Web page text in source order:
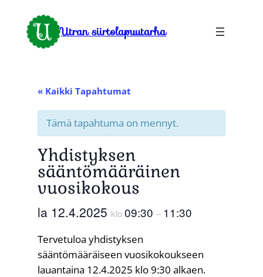
Utran siirtolapuutarha
« Kaikki Tapahtumat
Tämä tapahtuma on mennyt.
Yhdistyksen
sääntömääräinen
vuosikokous
la 12.4.2025 klo09:30 – 11:30
Tervetuloa yhdistyksen
sääntömääräiseen vuosikokoukseen
lauantaina 12.4.2025 klo 9:30 alkaen.